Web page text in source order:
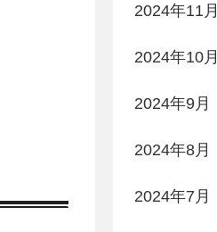
2024年11月
2024年10月
2024年9月
2024年8月
2024年7月